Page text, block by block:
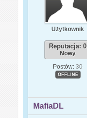
Użytkownik
Reputacja: 0
Nowy
Postów: 30
OFFLINE
MafiaDL